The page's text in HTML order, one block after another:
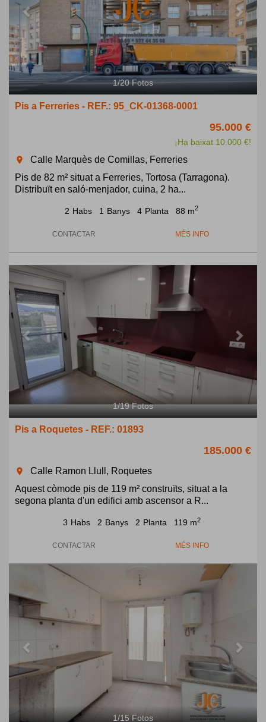
1/20Fotos
Pis a Ferreries - REF.: 95_CK-01368-0001
95.000 €
¡Ha baixat 10.000 €!
room
Calle Marquès de Comillas, Ferreries
Pis de 82 m² situat a Ferreries, Tortosa (Tarragona).
Distribuït en saló-menjador, cuina, 2 ha...
2 Habs 1 Banys 4 Planta 88 m2
CONTACTAR MÉS INFO
1/19Fotos
Pis a Roquetes - REF.: 01893
185.000 €
room
Calle Ramon Llull, Roquetes
Aquest còmode pis de 119 m² construïts, situat a la
segona planta d'un edifici amb ascensor a R...
3 Habs 2 Banys 2 Planta 119 m2
CONTACTAR MÉS INFO
Previous
1/15Fotos